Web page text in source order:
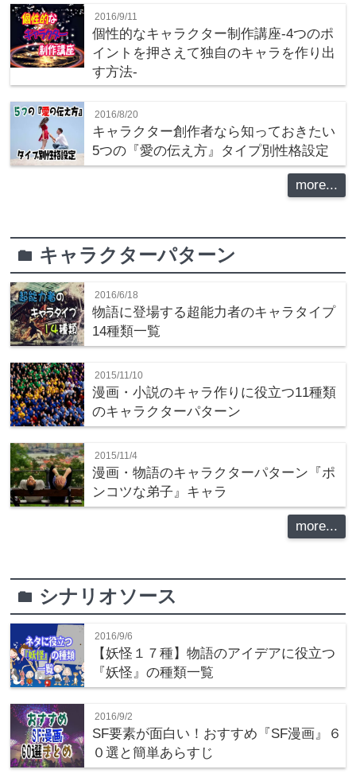
2016/9/11
個性的なキャラクター制作講座‐4つのポ
イントを押さえて独自のキャラを作り出
す方法‐
2016/8/20
キャラクター創作者なら知っておきたい
5つの『愛の伝え方』タイプ別性格設定
more...
folder キャラクターパターン
2016/6/18
物語に登場する超能力者のキャラタイプ
14種類一覧
2015/11/10
漫画・小説のキャラ作りに役立つ11種類
のキャラクターパターン
2015/11/4
漫画・物語のキャラクターパターン『ポ
ンコツな弟子』キャラ
more...
folder シナリオソース
2016/9/6
【妖怪１７種】物語のアイデアに役立つ
『妖怪』の種類一覧
2016/9/2
SF要素が面白い！おすすめ『SF漫画』６
０選と簡単あらすじ